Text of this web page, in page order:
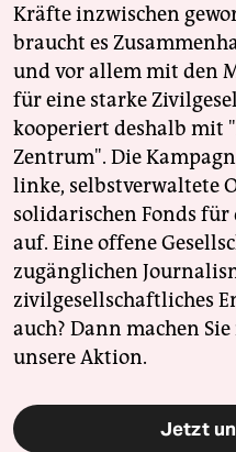
Kräfte inzwischen
braucht es
und vor allem mit den
für eine starke
kooperiert deshalb mit
Zentrum". Die
linke, selbstverwaltete
solidarischen Fonds
auf. Eine offene
zugänglichen
zivilgesellschaftliches
auch? Dann machen
unsere Aktion.
Jetzt